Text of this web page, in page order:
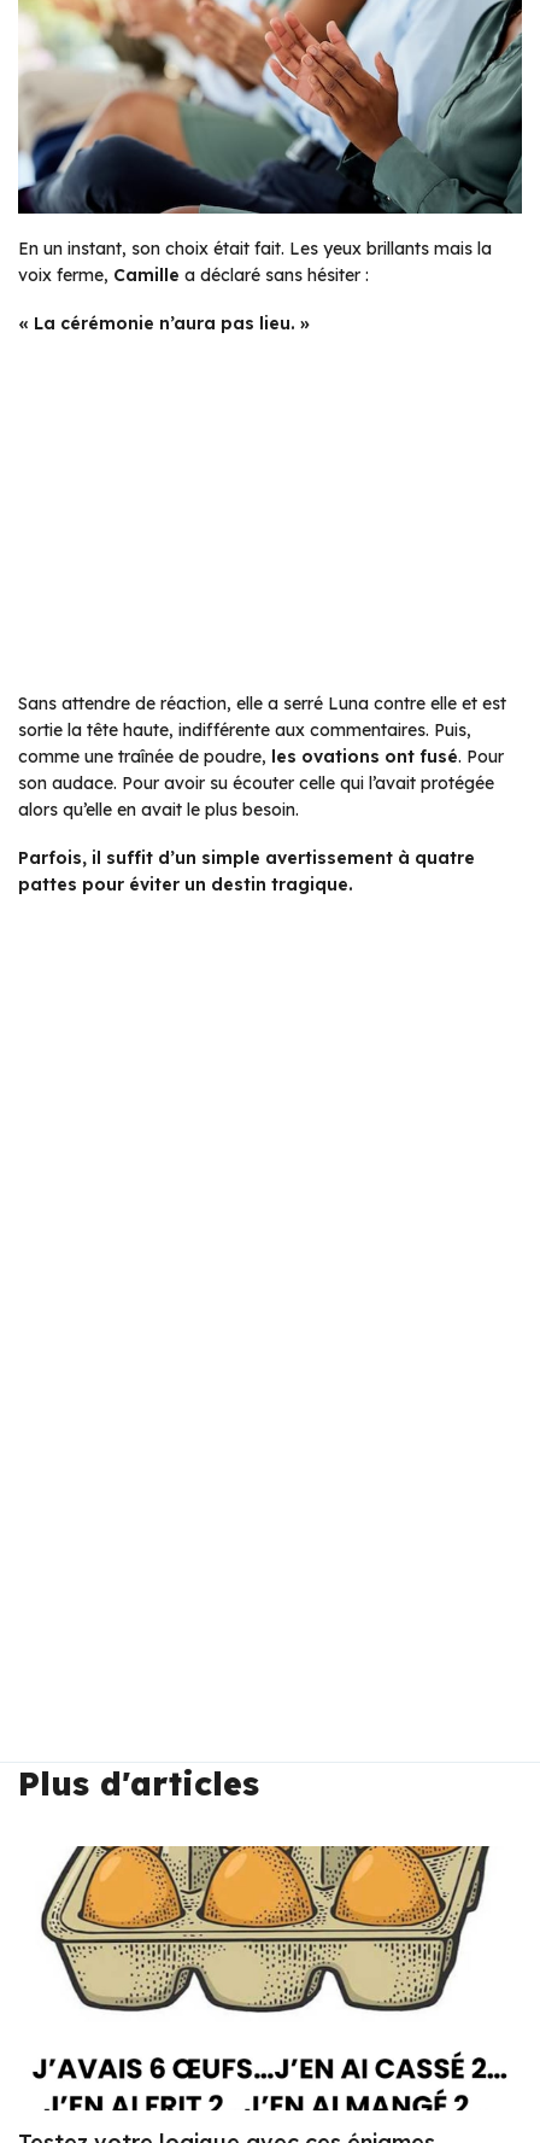
En un instant, son choix était fait. Les yeux brillants mais la
voix ferme, Camille a déclaré sans hésiter :
« La cérémonie n’aura pas lieu. »
Sans attendre de réaction, elle a serré Luna contre elle et est
sortie la tête haute, indifférente aux commentaires. Puis,
comme une traînée de poudre, les ovations ont fusé. Pour
son audace. Pour avoir su écouter celle qui l’avait protégée
alors qu’elle en avait le plus besoin.
Parfois, il suffit d’un simple avertissement à quatre
pattes pour éviter un destin tragique.
Plus d'articles